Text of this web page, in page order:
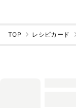
TOP レシピカード